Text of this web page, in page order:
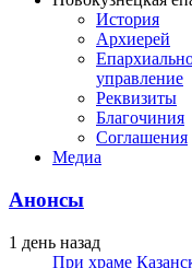
История
Архиерей
управление
Реквизиты
Благочиния
Соглашения
Медиа
Анонсы
1 день назад
При храме